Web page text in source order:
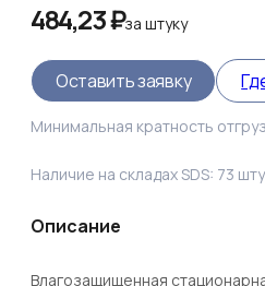
484,23 ₽заштуку
Оставить заявку
Минимальная кратность
Наличие на складах SDS: 73
Описание
Влагозащищенная